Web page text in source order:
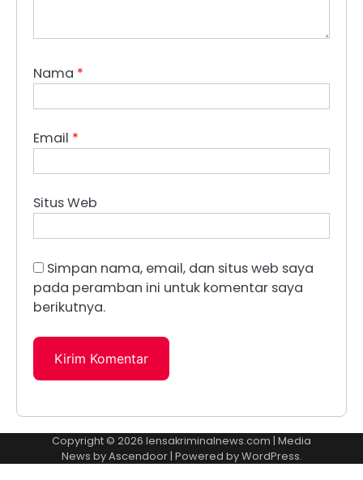
Nama *
Email *
Situs Web
Simpan nama, email, dan situs web saya
pada peramban ini untuk komentar saya
berikutnya.
Copyright © 2026 lensakriminalnews.com | Media
News byAscendoor| Powered byWordPress.